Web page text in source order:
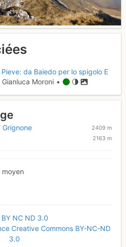
da Baiedo per lo spigolo E
Gianluca Moroni •
Grignone 2409 m
2163 m
moyen
BY NC ND 3.0
Creative Commons BY-NC-ND
3.0